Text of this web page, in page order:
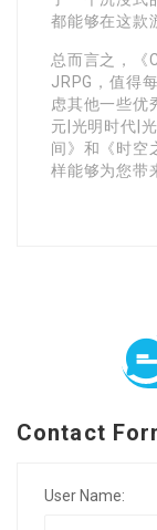
都能够在这款
总而言之，《
JRPG，值得
虑其他一些优
元|光明时代|
间》和《时空
样能够为您带
Contact
User Name: